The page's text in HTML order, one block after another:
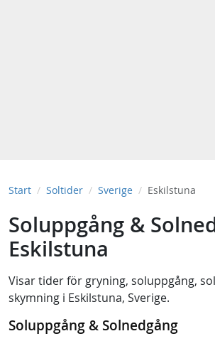
Start Soltider Sverige Eskilstuna
Soluppgång &
Eskilstuna
Visar tider för gryning, soluppgång,
skymning i Eskilstuna, Sverige.
Soluppgång & Solnedgång